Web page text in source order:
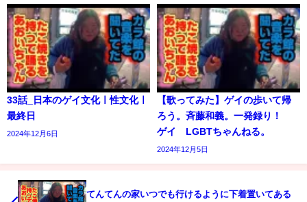
33話_日本のゲイ文化ㅣ性文化ㅣ
最終日
2024年12月6日
【歌ってみた】ゲイの歩いて帰
ろう。斉藤和義。一発録り！
ゲイ LGBTちゃんねる。
2024年12月5日
てんてんの家いつでも行けるように下着置いてある